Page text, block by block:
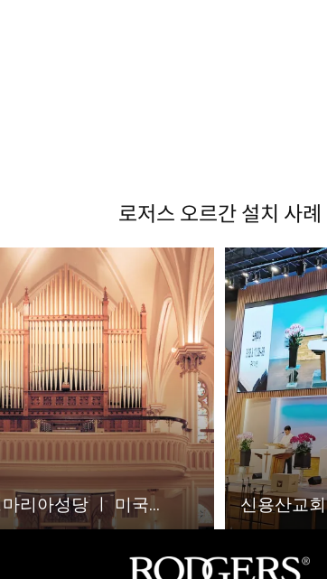
로저스 오르간 설치 사례
리아성당 ㅣ 미국... 신용산교회